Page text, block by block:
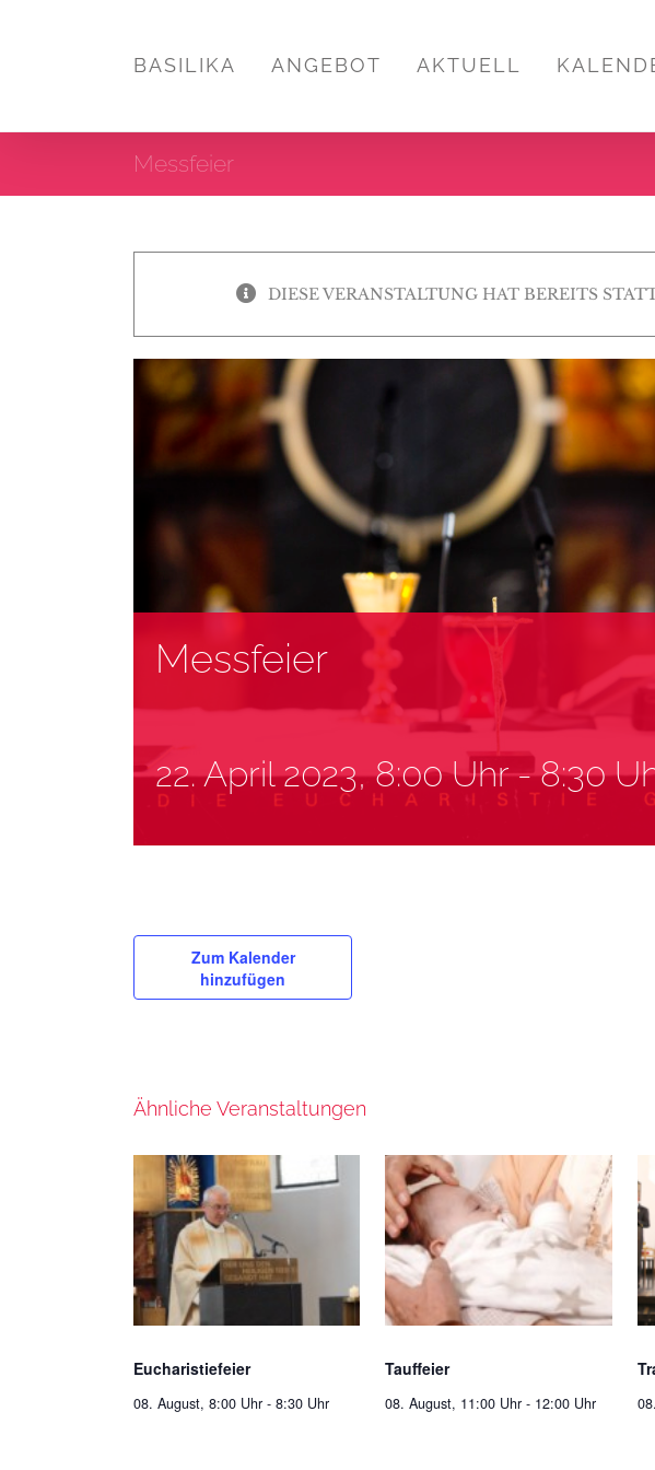
BASILIKA ANGEBOT AKTUELL
Messfeier
DIESE VERANSTALTUNG HAT BEREITS
Messfeier
22. April 2023, 8:00 Uhr-8:30
Zum Kalender
hinzufügen
Ähnliche Veranstaltungen
Eucharistiefeier
08. August, 8:00 Uhr - 8:30 Uhr
Tauffeier
08. August, 11:00 Uhr - 12:00 Uhr